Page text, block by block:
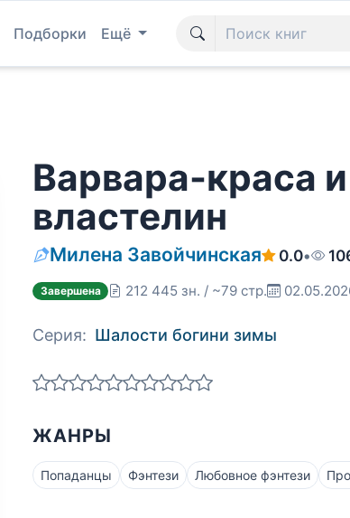
Подборки Ещё
Варвара-краса
властелин
Милена Завойчинская 0.0•
Завершена 212 445 зн. / ~79 стр.
Серия: Шалости богини зимы
ЖАНРЫ
Попаданцы Фэнтези Любовное фэнтези